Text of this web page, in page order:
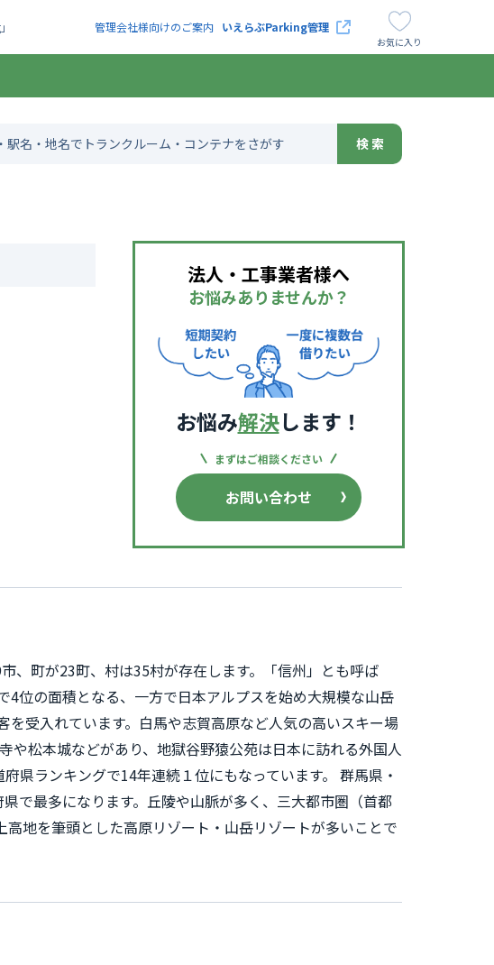
管理会社様向けのご案内 いえらぶParking管理
お気に入り
法人・工事業者様へ
お悩みありませんか？
お悩み解決します！
まずはご相談ください
お問い合わせ
、町が23町、村は35村が存在します。「信州」とも呼ば
位の面積となる、一方で日本アルプスを始め大規模な山岳
受入れています。白馬や志賀高原など人気の高いスキー場
松本城などがあり、地獄谷野猿公苑は日本に訪れる外国人
県ランキングで14年連続１位にもなっています。 群馬県・
で最多になります。丘陵や山脈が多く、三大都市圏（首都
地を筆頭とした高原リゾート・山岳リゾートが多いことで